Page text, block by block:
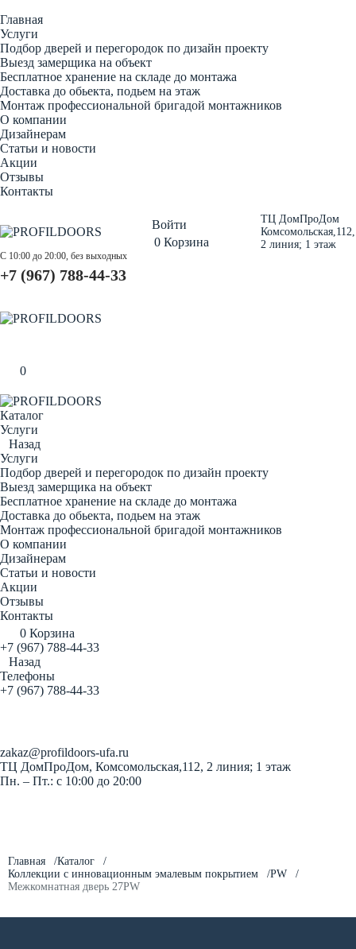
Главная
Услуги
Подбор дверей и перегородок по дизайн проекту
Выезд замерщика на объект
Бесплатное хранение на складе до монтажа
Доставка до обьекта, подьем на этаж
Монтаж профессиональной бригадой монтажников
О компании
Дизайнерам
Статьи и новости
Акции
Отзывы
Контакты
ТЦ ДомПроДом
Комсомольская,112,
2 линия; 1 этаж
С 10:00 до 20:00, без выходных
+7 (967) 788-44-33
Войти
0 Корзина
0
Каталог
Услуги
Назад
Услуги
Подбор дверей и перегородок по дизайн проекту
Выезд замерщика на объект
Бесплатное хранение на складе до монтажа
Доставка до обьекта, подьем на этаж
Монтаж профессиональной бригадой монтажников
О компании
Дизайнерам
Статьи и новости
Акции
Отзывы
Контакты
0 Корзина
+7 (967) 788-44-33
Назад
Телефоны
+7 (967) 788-44-33
zakaz@profildoors-ufa.ru
ТЦ ДомПроДом, Комсомольская,112, 2 линия; 1 этаж
Пн. – Пт.: с 10:00 до 20:00
Главная
Каталог
Коллекции с инновационным эмалевым покрытием
PW
Межкомнатная дверь 27PW